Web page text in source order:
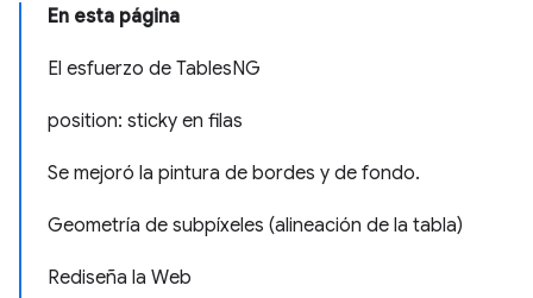
En esta página
El esfuerzo de TablesNG
position: sticky en filas
Se mejoró la pintura de bordes y de fondo.
Geometría de subpíxeles (alineación de la tabla)
Rediseña la Web